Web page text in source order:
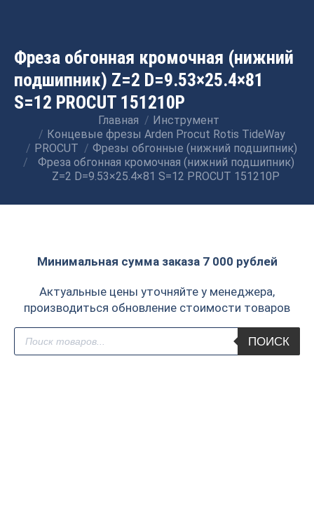
Фреза обгонная кромочная (нижний
подшипник) Z=2 D=9.53×25.4×81
S=12 PROCUT 151210P
Главная
Инструмент
Концевые фрезы Arden Procut Rotis TideWay
PROCUT
Фрезы обгонные (нижний подшипник)
Фреза обгонная кромочная (нижний подшипник)
Z=2 D=9.53×25.4×81 S=12 PROCUT 151210P
Минимальная сумма заказа 7 000 рублей
Актуальные цены уточняйте у менеджера,
производиться обновление стоимости товаров
Поиск
товаров
ПОИСК